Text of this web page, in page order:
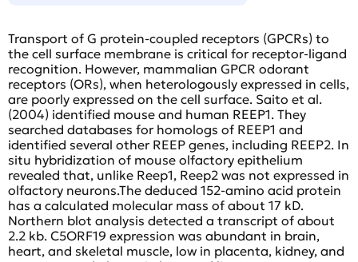
Transport of G protein-coupled receptors (GPCRs) to
the cell surface membrane is critical for receptor-ligand
recognition. However, mammalian GPCR odorant
receptors (ORs), when heterologously expressed in cells,
are poorly expressed on the cell surface. Saito et al.
(2004) identified mouse and human REEP1. They
searched databases for homologs of REEP1 and
identified several other REEP genes, including REEP2. In
situ hybridization of mouse olfactory epithelium
revealed that, unlike Reep1, Reep2 was not expressed in
olfactory neurons.The deduced 152-amino acid protein
has a calculated molecular mass of about 17 kD.
Northern blot analysis detected a transcript of about
2.2 kb. C5ORF19 expression was abundant in brain,
heart, and skeletal muscle, low in placenta, kidney, and